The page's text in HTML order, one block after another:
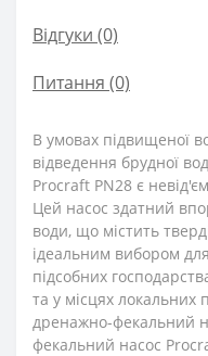
Відгуки (0)
Питання (0)
В умовах підвищеної
відведення брудної
Procraft PN28 є
Цей насос здатний
води, що містить
ідеальним вибором
підсобних
та у місцях локальних
дренажно-фекальний
фекальний насос